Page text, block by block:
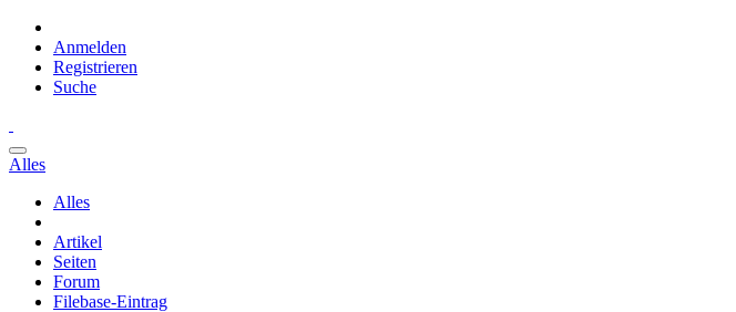
Anmelden
Registrieren
Suche
Alles
Alles
Artikel
Seiten
Forum
Filebase-Eintrag